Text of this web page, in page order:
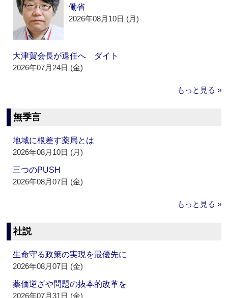
働省
2026年08月10日 (月)
大津賀会長が退任へ ダイト
2026年07月24日 (金)
もっと見る »
無季言
地域に根差す薬局とは
2026年08月10日 (月)
三つのPUSH
2026年08月07日 (金)
もっと見る »
社説
生命守る政策の実現を最優先に
2026年08月07日 (金)
薬価逆ざや問題の抜本的改革を
2026年07月31日 (金)